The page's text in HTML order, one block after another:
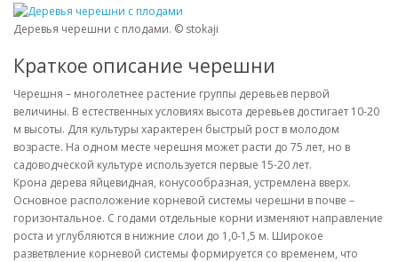
Деревья черешни с плодами. © stokaji
Краткое описание черешни
Черешня – многолетнее растение группы деревьев первой
величины. В естественных условиях высота деревьев достигает 10-20
м высоты. Для культуры характерен быстрый рост в молодом
возрасте. На одном месте черешня может расти до 75 лет, но в
садоводческой культуре используется первые 15-20 лет.
Крона дерева яйцевидная, конусообразная, устремлена вверх.
Основное расположение корневой системы черешни в почве –
горизонтальное. С годами отдельные корни изменяют направление
роста и углубляются в нижние слои до 1,0-1,5 м. Широкое
разветвление корневой системы формируется со временем, что